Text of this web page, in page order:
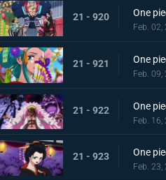
21 - 920
Feb. 02,
21 - 921
Feb. 09,
21 - 922
Feb. 16,
21 - 923
Feb. 23,